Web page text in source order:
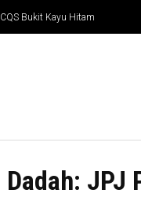
Bukit Kayu Hitam
JPJ